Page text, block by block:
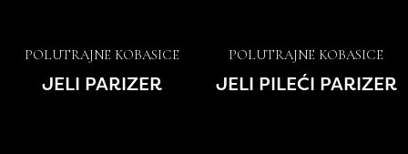
POLUTRAJNE KOBASICE
JELI PARIZER
POLUTRAJNE KOBASICE
JELI PILEĆI PARIZER